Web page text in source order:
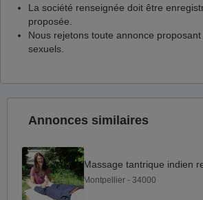
La société renseignée doit être
proposée.
Nous rejetons toute annonce
sexuels.
Annonces similaires
Montpellier - 34000